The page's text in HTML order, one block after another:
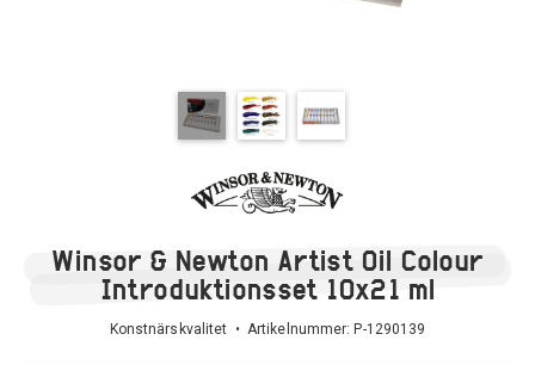
Winsor & Newton Artist Oil Colour
Introduktionsset 10x21 ml
Konstnärskvalitet • Artikelnummer: P-1290139